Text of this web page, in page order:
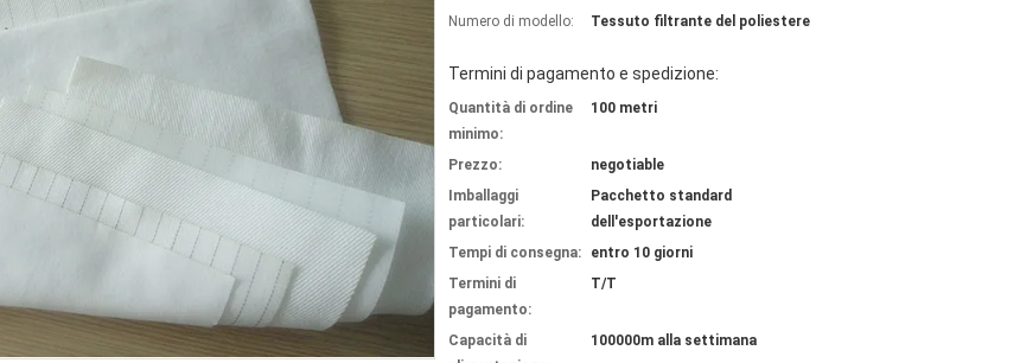
Numero di modello:
Tessuto filtrante del poliestere
Termini di pagamento e spedizione:
Quantità di ordine
minimo:
100 metri
Prezzo:
negotiable
Imballaggi
particolari:
Pacchetto standard
dell'esportazione
Tempi di consegna:
entro 10 giorni
Termini di
pagamento:
T/T
Capacità di
100000m alla settimana